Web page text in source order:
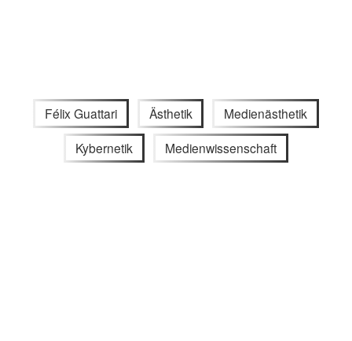
Félix Guattari Ästhetik Medienästhetik
Kybernetik Medienwissenschaft